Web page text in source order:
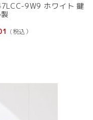
9W9 ホワイト 鍵
現
(税込）